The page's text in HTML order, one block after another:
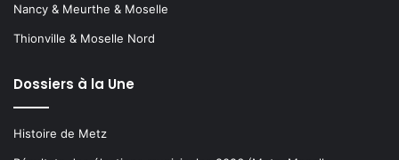
Nancy & Meurthe & Moselle
Thionville & Moselle Nord
Dossiers à la Une
Histoire de Metz